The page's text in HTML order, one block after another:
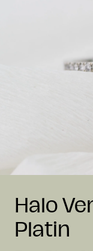
Halo
Platin